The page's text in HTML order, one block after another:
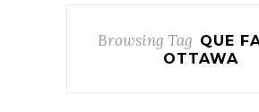
Browsing Tag QUE
OTTAWA